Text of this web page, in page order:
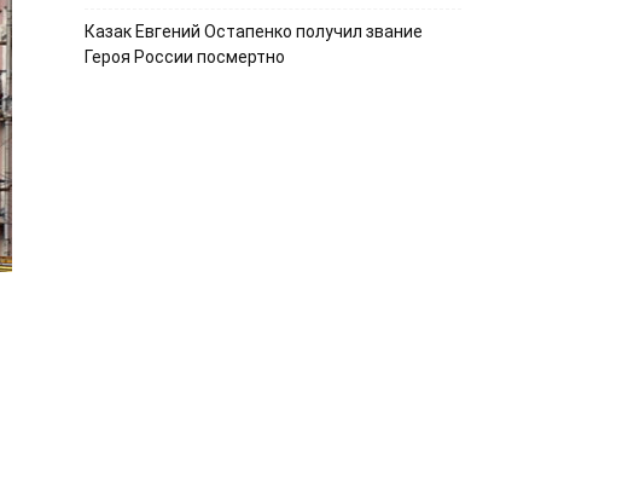
Казак Евгений Остапенко получил звание
Героя России посмертно